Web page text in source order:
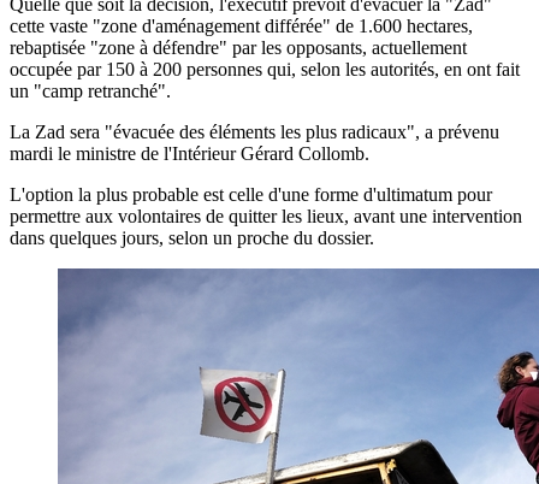
cette vaste "zone d'aménagement différée" de 1.600 hectares,
rebaptisée "zone à défendre" par les opposants, actuellement
occupée par 150 à 200 personnes qui, selon les autorités, en ont fait
un "camp retranché".
La Zad sera "évacuée des éléments les plus radicaux", a prévenu
mardi le ministre de l'Intérieur Gérard Collomb.
L'option la plus probable est celle d'une forme d'ultimatum pour
permettre aux volontaires de quitter les lieux, avant une intervention
dans quelques jours, selon un proche du dossier.